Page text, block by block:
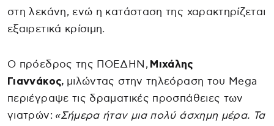
στη λεκάνη, ενώ η κατάσταση της χαρακτηρίζεται
εξαιρετικά κρίσιμη.
Ο πρόεδρος της ΠΟΕΔΗΝ, Μιχάλης
Γιαννάκος, μιλώντας στην τηλεόραση του Mega
περιέγραψε τις δραματικές προσπάθειες των
γιατρών: «Σήμερα ήταν μια πολύ άσχημη μέρα. Τα